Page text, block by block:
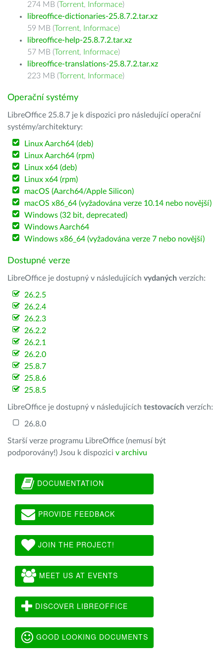
274 MB (Torrent, Informace)
libreoffice-dictionaries-25.8.7.2.tar.xz
59 MB (Torrent, Informace)
libreoffice-help-25.8.7.2.tar.xz
57 MB (Torrent, Informace)
libreoffice-translations-25.8.7.2.tar.xz
223 MB (Torrent, Informace)
Operační systémy
LibreOffice 25.8.7 je k dispozici pro následující operační
systémy/architektury:
Linux Aarch64 (deb)
Linux Aarch64 (rpm)
Linux x64 (deb)
Linux x64 (rpm)
macOS (Aarch64/Apple Silicon)
macOS x86_64 (vyžadována verze 10.14 nebo novější)
Windows (32 bit, deprecated)
Windows Aarch64
Windows x86_64 (vyžadována verze 7 nebo novější)
Dostupné verze
LibreOffice je dostupný v následujících vydaných verzích:
26.2.5
26.2.4
26.2.3
26.2.2
26.2.1
26.2.0
25.8.7
25.8.6
25.8.5
LibreOffice je dostupný v následujících testovacích verzích:
26.8.0
Starší verze programu LibreOffice (nemusí být
podporovány!) Jsou k dispozici v archivu
DOCUMENTATION
PROVIDE FEEDBACK
JOIN THE PROJECT!
MEET US AT EVENTS
DISCOVER LIBREOFFICE
GOOD LOOKING DOCUMENTS